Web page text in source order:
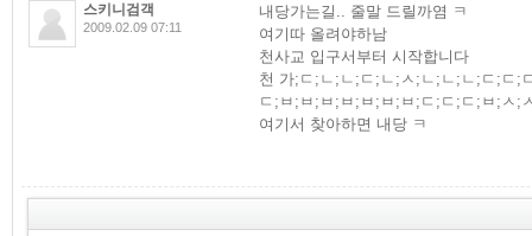
스키니검객
2009.02.09 07:11
내당가는길.. 줄말 드릴까염 ㅋ
여기따 올려야하남
천사교 입구서부터 시작합니다
천 가;ㄷ;ㄴ;ㄴ;ㄷ;ㄴ;ㅅ;ㄴ;ㄴ;ㄴ;ㄷ;ㄷ;
ㄷ;ㅂ;ㅂ;ㅂ;ㅂ;ㅂ;ㅂ;ㅂ;ㄷ;ㄷ;ㄷ;ㅂ;ㅅ;
여기서 찾아하면 내당 ㅋ